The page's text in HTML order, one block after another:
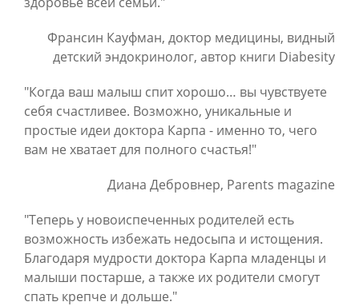
Франсин Кауфман, доктор медицины, видный
детский эндокринолог, автор книги Diabesity
"Когда ваш малыш спит хорошо… вы чувствуете
себя счастливее. Возможно, уникальные и
простые идеи доктора Карпа - именно то, чего
вам не хватает для полного счастья!"
Диана Дебровнер, Parents magazine
"Теперь у новоиспеченных родителей есть
возможность избежать недосыпа и истощения.
Благодаря мудрости доктора Карпа младенцы и
малыши постарше, а также их родители смогут
спать крепче и дольше."